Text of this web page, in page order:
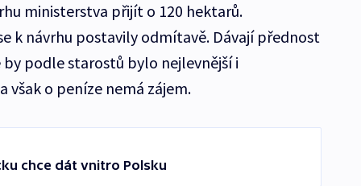
ministerstva přijít o 120 hektarů.
k návrhu postavily odmítavě. Dávají přednost
podle starostů bylo nejlevnější i
však o peníze nemá zájem.
chce dát vnitro Polsku